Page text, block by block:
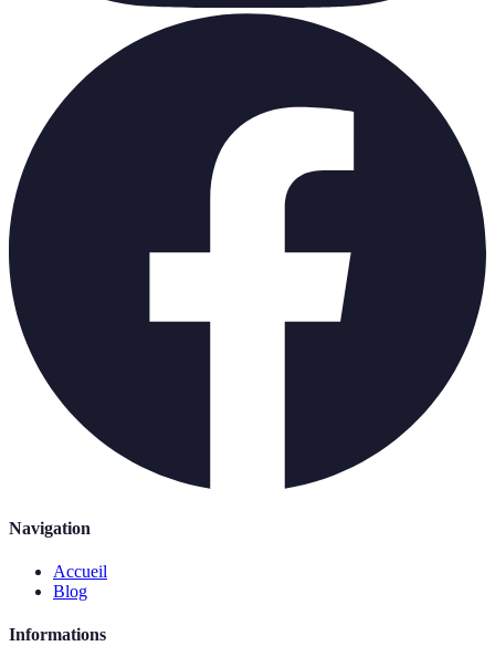
Navigation
Accueil
Blog
Informations